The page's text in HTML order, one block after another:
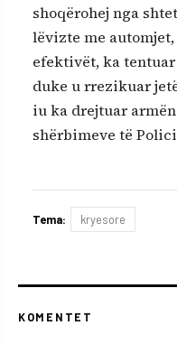
shoqërohej nga
lëvizte me
efektivët, ka
duke u rrezikuar
iu ka drejtuar
shërbimeve të
Tema: kryesore
KOMENTET